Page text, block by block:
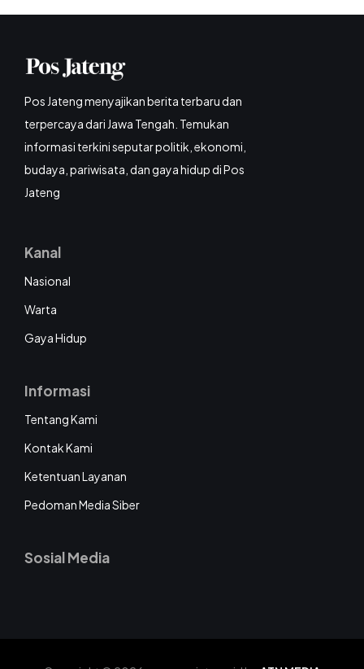
Pos Jateng menyajikan berita terbaru dan
terpercaya dari Jawa Tengah. Temukan
informasi terkini seputar politik, ekonomi,
budaya, pariwisata, dan gaya hidup di Pos
Jateng
Kanal
Nasional
Warta
Gaya Hidup
Informasi
Tentang Kami
Kontak Kami
Ketentuan Layanan
Pedoman Media Siber
Sosial Media